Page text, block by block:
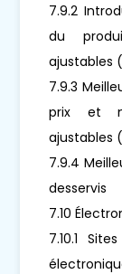
7.9.2
du
ajustables
7.9.3
prix et
ajustables
7.9.4
desservis
7.10
7.10.1